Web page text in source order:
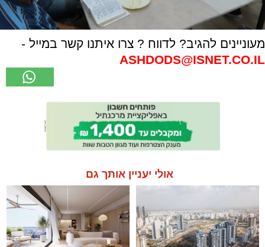
מעוניינים להגיב? לדווח ? צרו איתנו קשר במייל -
ASHDODS@ISNET.CO.IL
אולי יעניין אותך גם